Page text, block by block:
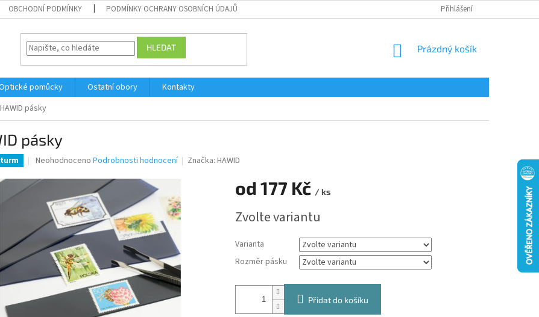
OBCHODNÍ PODMÍNKY PODMÍNKY OCHRANY OSOBNÍCH ÚDAJŮ Přihlášení
HLEDAT
NÁKUPNÍ
Prázdný košík
pomůcky Ostatní obory
Kontakty
HAWID pásky
pásky
Průměrné
produktu
5
hvězdiček.
Neohodnoceno Podrobnosti hodnocení Značka:HAWID
od 177 Kč / ks
cena:
Zvolte variantu
Varianta
Rozměr pásku
Přidat do košíku